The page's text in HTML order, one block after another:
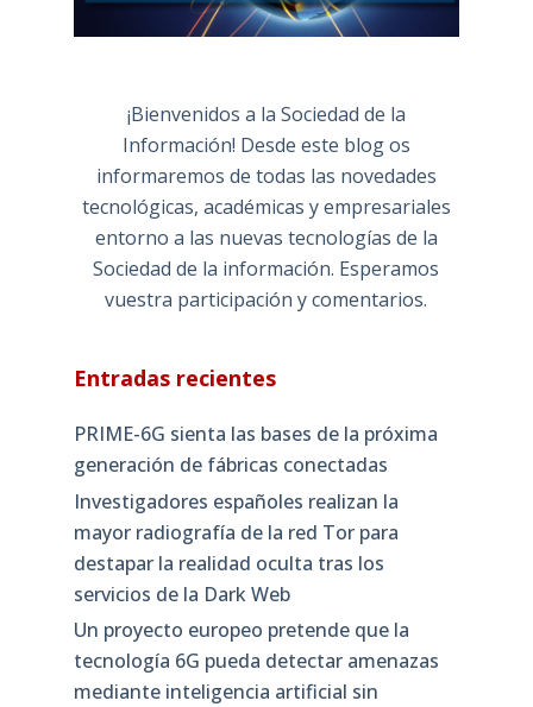
¡Bienvenidos a la Sociedad de la
Información! Desde este blog os
informaremos de todas las novedades
tecnológicas, académicas y empresariales
entorno a las nuevas tecnologías de la
Sociedad de la información. Esperamos
vuestra participación y comentarios.
Entradas recientes
PRIME-6G sienta las bases de la próxima
generación de fábricas conectadas
Investigadores españoles realizan la
mayor radiografía de la red Tor para
destapar la realidad oculta tras los
servicios de la Dark Web
Un proyecto europeo pretende que la
tecnología 6G pueda detectar amenazas
mediante inteligencia artificial sin